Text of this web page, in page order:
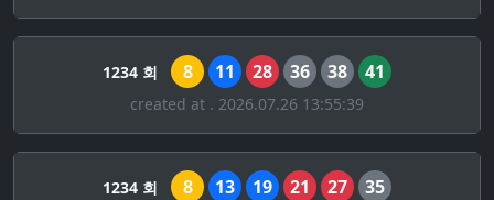
1234 회 8 11 28 36 38 41
created at . 2026.07.26 13:55:39
1234 회 8 13 19 21 27 35